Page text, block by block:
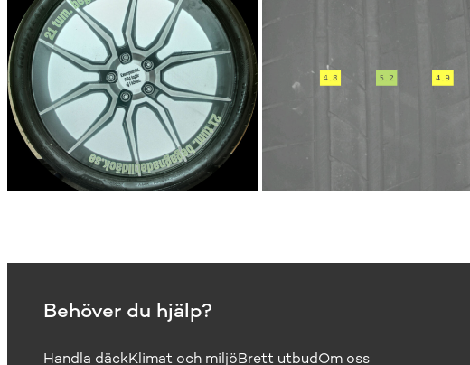
Behöver du hjälp?
Handla däckKlimat och miljöBrett utbudOm oss